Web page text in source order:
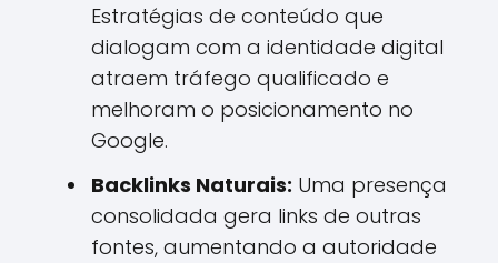
Estratégias de conteúdo que
dialogam com a identidade digital
atraem tráfego qualificado e
melhoram o posicionamento no
Google.
Backlinks Naturais: Uma presença
consolidada gera links de outras
fontes, aumentando a autoridade